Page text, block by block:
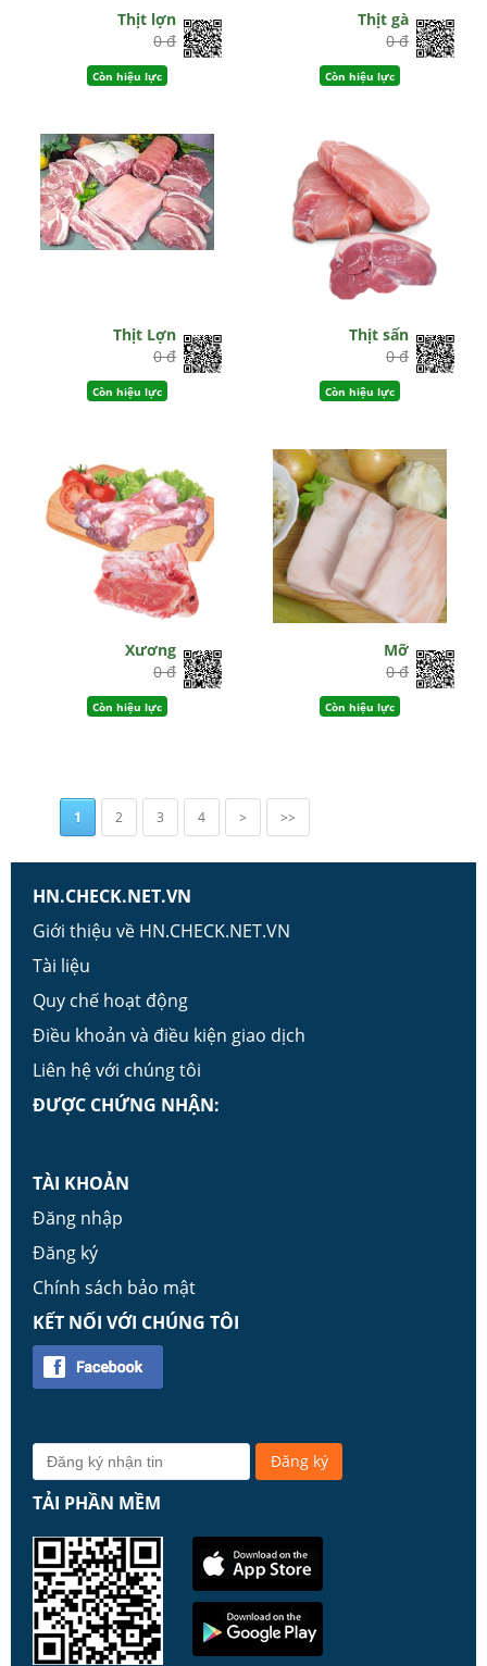
Thịt lợn
0 đ
Còn hiệu lực
Thịt gà
0 đ
Còn hiệu lực
Thịt Lợn
0 đ
Còn hiệu lực
Thịt sấn
0 đ
Còn hiệu lực
Xương
0 đ
Còn hiệu lực
Mỡ
0 đ
Còn hiệu lực
1 2 3 4 > >>
HN.CHECK.NET.VN
Giới thiệu về HN.CHECK.NET.VN
Tài liệu
Quy chế hoạt động
Điều khoản và điều kiện giao dịch
Liên hệ với chúng tôi
ĐƯỢC CHỨNG NHẬN:
TÀI KHOẢN
Đăng nhập
Đăng ký
Chính sách bảo mật
KẾT NỐI VỚI CHÚNG TÔI
TẢI PHẦN MỀM